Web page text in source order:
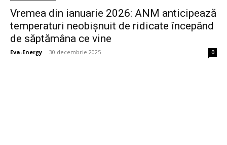
Vremea din ianuarie 2026: ANM anticipează
temperaturi neobișnuit de ridicate începând
de săptămâna ce vine
Eva-Energy - 30 decembrie 2025 0